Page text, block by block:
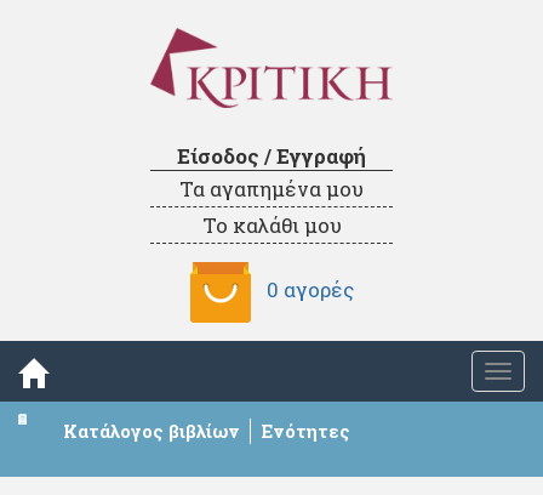
Είσοδος / Εγγραφή
Τα αγαπημένα μου
Το καλάθι μου
0 αγορές
Κατάλογος βιβλίων Ενότητες